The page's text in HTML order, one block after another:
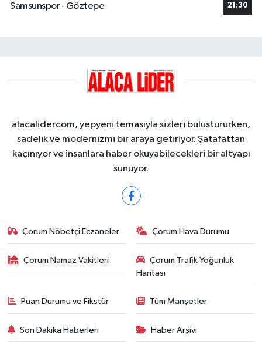
Samsunspor - Göztepe
21:30
alacalidercom, yepyeni temasıyla sizleri buluştururken,
sadelik ve modernizmi bir araya getiriyor. Şatafattan
kaçınıyor ve insanlara haber okuyabilecekleri bir altyapı
sunuyor.
Çorum Nöbetçi Eczaneler Çorum Hava Durumu
Çorum Namaz Vakitleri
Çorum Trafik Yoğunluk
Haritası
Puan Durumu ve Fikstür Tüm Manşetler
Son Dakika Haberleri Haber Arşivi